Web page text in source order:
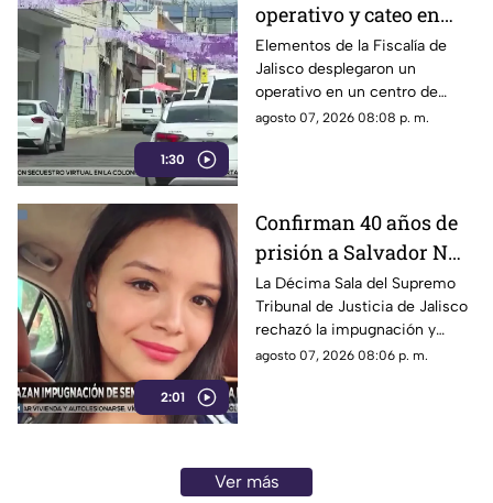
1:30
operativo y cateo en
anexo de la colonia
Olímpica en
Guadalajara
Elementos de la Fiscalía de
Jalisco desplegaron un
operativo en un centro de
rehabilitación de la colonia
agosto 07, 2026 08:08 p. m.
2:01
Confirman 40 años de
prisión a Salvador N
por el feminicidio de
Isis Urteaga
La Décima Sala del Supremo
Tribunal de Justicia de Jalisco
rechazó la impugnación y
confirmó la sentencia contra
agosto 07, 2026 08:06 p. m.
Ver más